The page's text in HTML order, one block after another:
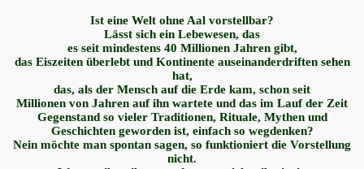
Ist eine Welt ohne Aal vorstellbar?
Lässt sich ein Lebewesen, das
es seit mindestens 40 Millionen Jahren gibt,
das Eiszeiten überlebt und Kontinente auseinanderdriften sehen
hat,
das, als der Mensch auf die Erde kam, schon seit
Millionen von Jahren auf ihn wartete und das im Lauf der Zeit
Gegenstand so vieler Traditionen, Rituale, Mythen und
Geschichten geworden ist, einfach so wegdenken?
Nein möchte man spontan sagen, so funktioniert die Vorstellung
nicht.